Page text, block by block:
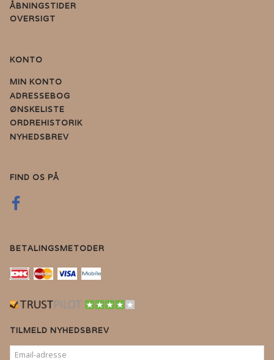
ÅBNINGSTIDER
OVERSIGT
KONTO
MIN KONTO
ADRESSEBOG
ØNSKELISTE
ORDREHISTORIK
NYHEDSBREV
FIND OS PÅ
BETALINGSMETODER
TILMELD NYHEDSBREV
EMAIL-